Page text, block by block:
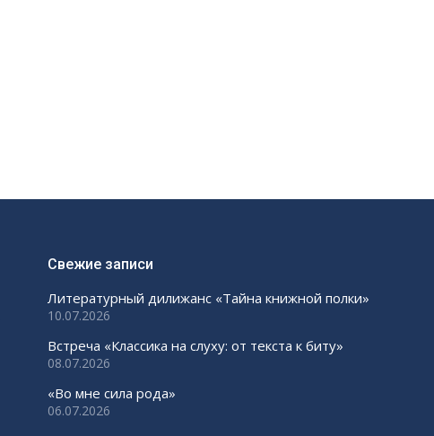
Свежие записи
Литературный дилижанс «Тайна книжной полки»
10.07.2026
Встреча «Классика на слуху: от текста к биту»
08.07.2026
«Во мне сила рода»
06.07.2026